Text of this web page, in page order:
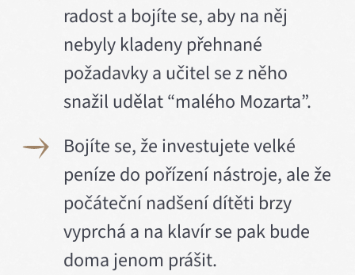
radost a bojíte se, aby na něj
nebyly kladeny přehnané
požadavky a učitel se z něho
snažil udělat “malého Mozarta”.
Bojíte se, že investujete velké
peníze do pořízení nástroje, ale že
počáteční nadšení dítěti brzy
vyprchá a na klavír se pak bude
doma jenom prášit.